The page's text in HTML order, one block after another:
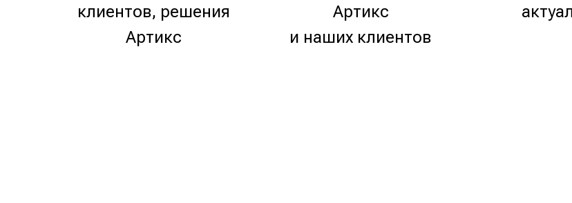
клиентов, решения
Артикс
Артикс
и наших клиентов